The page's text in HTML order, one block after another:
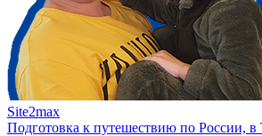
Site2max
Подготовка к путешествию по России,